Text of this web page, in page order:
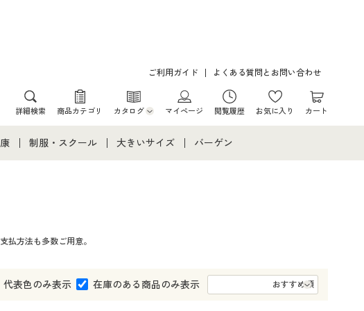
ご利用ガイド よくある質問とお問い合わせ
詳細検索 商品カテゴリ カタログ
カタログ・チラシからのご注文
マイページ 閲覧履歴 お気に入り カート
制服・スクール
ジュニア・ティーンズ下着
大きいサイズ
大きいサイズ メンズ
バーゲン
払方法も多数ご用意。
代表色のみ表示 在庫のある商品のみ表示